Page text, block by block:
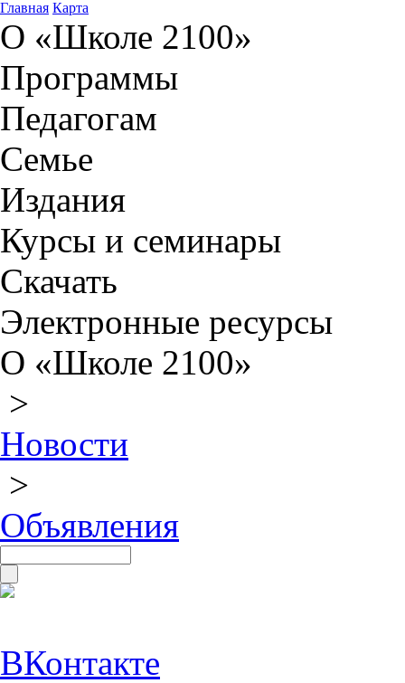
Главная Карта
О «Школе 2100»
Программы
Педагогам
Семье
Издания
Курсы и семинары
Скачать
Электронные ресурсы
О «Школе 2100»
>
Новости
>
Объявления
ВКонтакте